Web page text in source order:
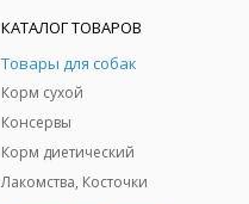
КАТАЛОГ ТОВАРОВ
Товары для собак
Корм сухой
Консервы
Корм диетический
Лакомства, Косточки